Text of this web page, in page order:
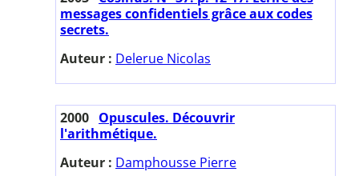
messages confidentiels grâce aux codes
secrets.
Auteur : Delerue Nicolas
2000 Opuscules. Découvrir
l'arithmétique.
Auteur : Damphousse Pierre